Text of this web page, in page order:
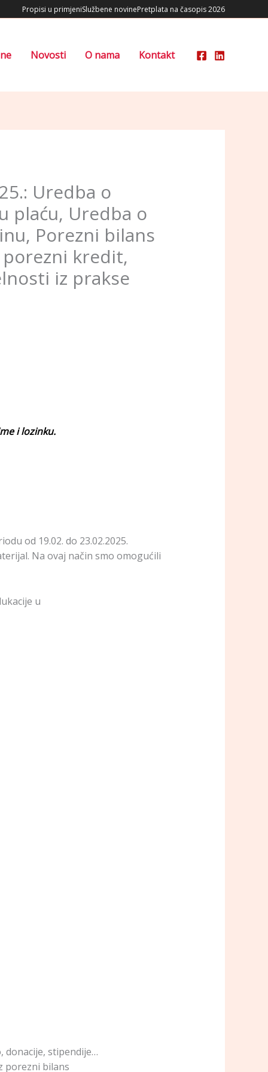
Propisi u primjeniSlužbene novinePretplata na časopis 2026
Novosti O nama Kontakt
Uredba o
plaću, Uredba o
Porezni bilans
kredit,
iz prakse
i lozinku.
od 19.02. do 23.02.2025.
Na ovaj način smo omogućili
u
donacije, stipendije…
porezni bilans